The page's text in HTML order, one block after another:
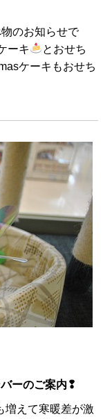
のお知らせで
ーキ
とおせち
ケーキもおせち
ーのご案内❢
増えて寒暖差が激